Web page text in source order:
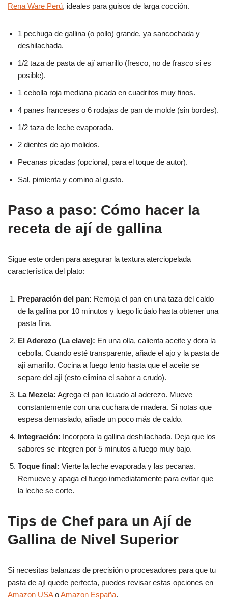
Rena Ware Perú, ideales para guisos de larga cocción.
1 pechuga de gallina (o pollo) grande, ya sancochada y
deshilachada.
1/2 taza de pasta de ají amarillo (fresco, no de frasco si es
posible).
1 cebolla roja mediana picada en cuadritos muy finos.
4 panes franceses o 6 rodajas de pan de molde (sin bordes).
1/2 taza de leche evaporada.
2 dientes de ajo molidos.
Pecanas picadas (opcional, para el toque de autor).
Sal, pimienta y comino al gusto.
Paso a paso: Cómo hacer la
receta de ají de gallina
Sigue este orden para asegurar la textura aterciopelada
característica del plato:
Preparación del pan: Remoja el pan en una taza del caldo
de la gallina por 10 minutos y luego licúalo hasta obtener una
pasta fina.
El Aderezo (La clave): En una olla, calienta aceite y dora la
cebolla. Cuando esté transparente, añade el ajo y la pasta de
ají amarillo. Cocina a fuego lento hasta que el aceite se
separe del ají (esto elimina el sabor a crudo).
La Mezcla: Agrega el pan licuado al aderezo. Mueve
constantemente con una cuchara de madera. Si notas que
espesa demasiado, añade un poco más de caldo.
Integración: Incorpora la gallina deshilachada. Deja que los
sabores se integren por 5 minutos a fuego muy bajo.
Toque final: Vierte la leche evaporada y las pecanas.
Remueve y apaga el fuego inmediatamente para evitar que
la leche se corte.
Tips de Chef para un Ají de
Gallina de Nivel Superior
Si necesitas balanzas de precisión o procesadores para que tu
pasta de ají quede perfecta, puedes revisar estas opciones en
Amazon USAoAmazon España.